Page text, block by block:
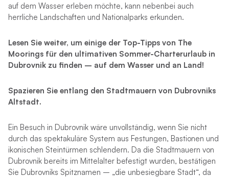
auf dem Wasser erleben möchte, kann nebenbei auch
herrliche Landschaften und Nationalparks erkunden.
Lesen Sie weiter, um einige der Top-Tipps von The
Moorings für den ultimativen Sommer-Charterurlaub in
Dubrovnik zu finden – auf dem Wasser und an Land!
Spazieren Sie entlang den Stadtmauern von Dubrovniks
Altstadt.
Ein Besuch in Dubrovnik wäre unvollständig, wenn Sie nicht
durch das spektakuläre System aus Festungen, Bastionen und
ikonischen Steintürmen schlendern. Da die Stadtmauern von
Dubrovnik bereits im Mittelalter befestigt wurden, bestätigen
Sie Dubrovniks Spitznamen – „die unbesiegbare Stadt“, da